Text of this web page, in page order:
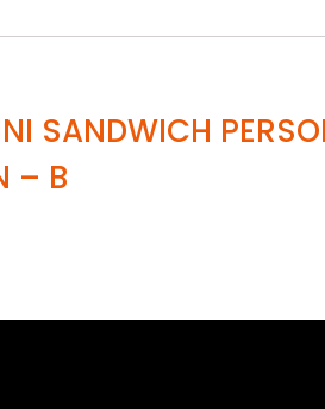
SANDWICH
– B